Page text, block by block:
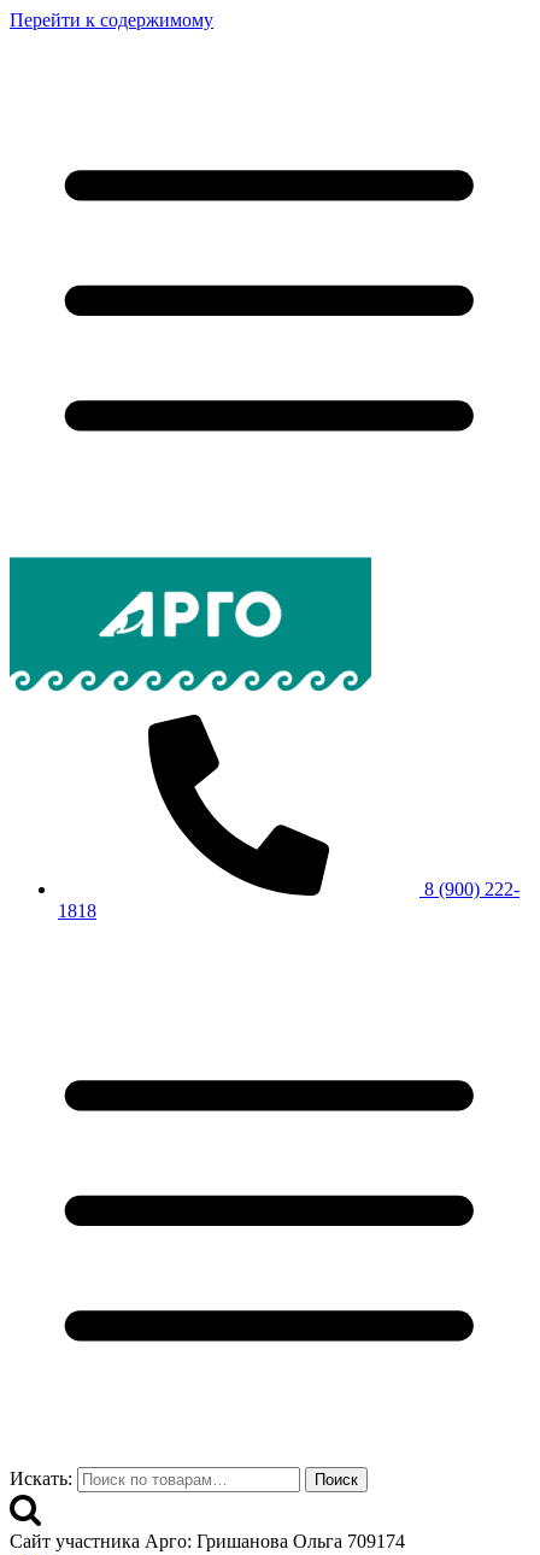
Перейти к содержимому
8 (900) 222-
1818
Искать: Поиск
Сайт участника Арго: Гришанова Ольга 709174